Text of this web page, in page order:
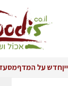
ייןחדש על המדף